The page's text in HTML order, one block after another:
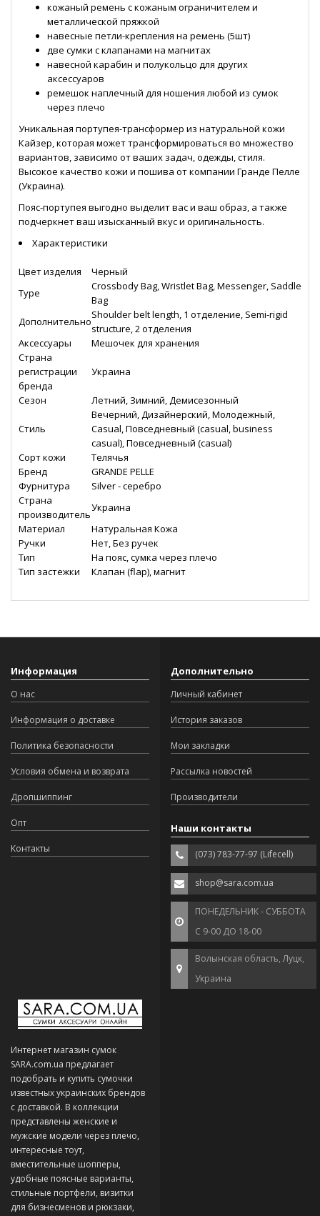
кожаный ремень с кожаным ограничителем и
металлической пряжкой
навесные петли-крепления на ремень (5шт)
две сумки с клапанами на магнитах
навесной карабин и полукольцо для других
аксессуаров
ремешок наплечный для ношения любой из сумок
через плечо
Уникальная портупея-трансформер из натуральной кожи
Кайзер, которая может трансформироваться во множество
вариантов, зависимо от ваших задач, одежды, стиля.
Высокое качество кожи и пошива от компании Гранде Пелле
(Украина).
Пояс-портупея выгодно выделит вас и ваш образ, а также
подчеркнет ваш изысканный вкус и оригинальность.
Характеристики
Цвет изделия
Черный
Type
Crossbody Bag, Wristlet Bag, Messenger, Saddle
Bag
Дополнительно
Shoulder belt length, 1 отделение, Semi-rigid
structure, 2 отделения
Аксессуары
Мешочек для хранения
Страна
регистрации
бренда
Украина
Сезон Летний, Зимний, Демисезонный
Стиль
Вечерний, Дизайнерский, Молодежный,
Casual, Повседневный (casual, business
casual), Повседневный (casual)
Сорт кожи
Телячья
Бренд
GRANDE PELLE
Фурнитура
Silver - серебро
Страна
производитель
Украина
Материал
Натуральная Кожа
Ручки
Нет, Без ручек
Тип
На пояс, сумка через плечо
Тип застежки
Клапан (flap), магнит
Информация
О нас
Информация о доставке
Политика безопасности
Условия обмена и возврата
Дропшиппинг
Опт
Контакты
Дополнительно
Личный кабинет
История заказов
Мои закладки
Рассылка новостей
Производители
Наши контакты
(073) 783-77-97 (Lifecell)
shop@sara.com.ua
ПОНЕДЕЛЬНИК - СУББОТА
С 9-00 ДО 18-00
Волынская область, Луцк,
Украина
Интернет магазин сумок
SARA.com.ua предлагает
подобрать и купить сумочки
известных украинских брендов
с доставкой. В коллекции
представлены женские и
мужские модели через плечо,
интересные тоут,
вместительные шопперы,
удобные поясные варианты,
стильные портфели, визитки
для бизнесменов и рюкзаки,